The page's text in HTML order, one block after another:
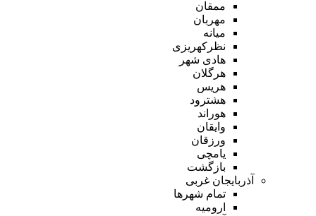
ممقان
مهربان
میانه
نظرکهریزی
هادی شهر
هرگلان
هریس
هشترود
هوراند
وایقان
ورزقان
یامچی
بازگشت
آذربایجان غربی
تمام شهر‌ها
ارومیه